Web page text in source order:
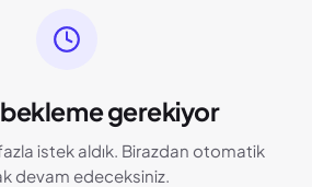
bekleme gerekiyor
istek aldık. Birazdan otomatik
devam edeceksiniz.